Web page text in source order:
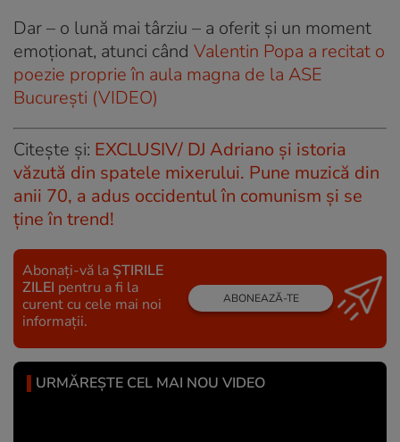
Dar – o lună mai târziu – a oferit și un moment
emoționat, atunci când Valentin Popa a recitat o
poezie proprie în aula magna de la ASE
Bucureşti (VIDEO)
Citește și: EXCLUSIV/ DJ Adriano și istoria
văzută din spatele mixerului. Pune muzică din
anii 70, a adus occidentul în comunism și se
ține în trend!
Abonați-vă la ȘTIRILE
ZILEI pentru a fi la
curent cu cele mai noi
informații.
ABONEAZĂ-TE
URMĂREȘTE CEL MAI NOU VIDEO